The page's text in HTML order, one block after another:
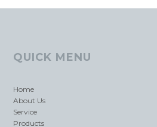
QUICK MENU
Home
About Us
Service
Products